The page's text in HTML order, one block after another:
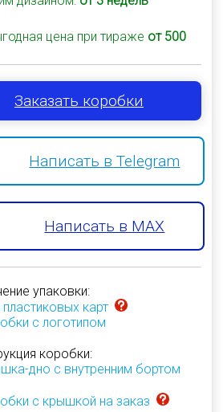
цена при тираже от 500
Заказать коробки
Написать в Telegram
Написать в MAX
упаковки:
карт
с логотипом
коробки:
дно с внутренним бортом
с крышкой на заказ